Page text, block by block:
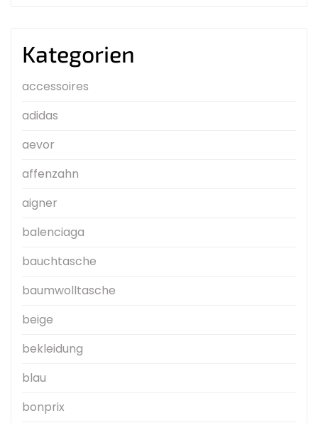
Kategorien
accessoires
adidas
aevor
affenzahn
aigner
balenciaga
bauchtasche
baumwolltasche
beige
bekleidung
blau
bonprix